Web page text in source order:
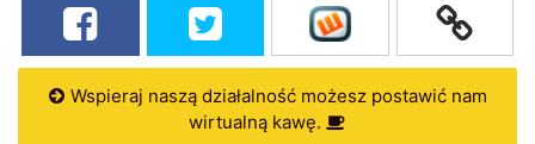
Wspieraj naszą działalność możesz postawić nam
wirtualną kawę.